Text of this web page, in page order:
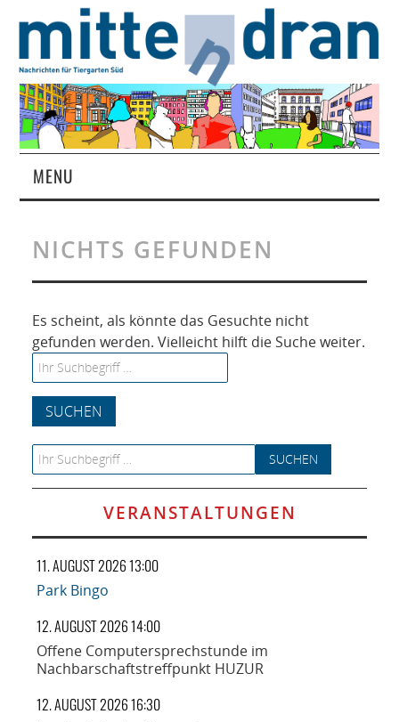
MENU
MAGAZIN
ÜBER UNS
RUBRIKEN
NETZWERK
SPONSORING
KONTAKT
NICHTS GEFUNDEN
Es scheint, als könnte das Gesuchte nicht
gefunden werden. Vielleicht hilft die Suche weiter.
Search for:
Search for:
VERANSTALTUNGEN
11. AUGUST 2026 13:00
Park Bingo
12. AUGUST 2026 14:00
Offene Computersprechstunde im
Nachbarschaftstreffpunkt HUZUR
12. AUGUST 2026 16:30